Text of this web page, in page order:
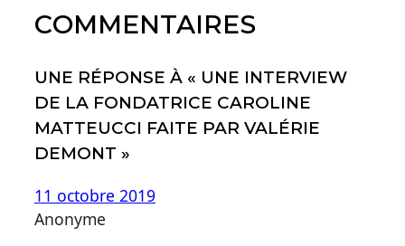
confirment
découvertes
du
Dr.
COMMENTAIRES
UNE RÉPONSE À « UNE INTERVIEW
DE LA FONDATRICE CAROLINE
MATTEUCCI FAITE PAR VALÉRIE
DEMONT »
11 octobre 2019
Anonyme